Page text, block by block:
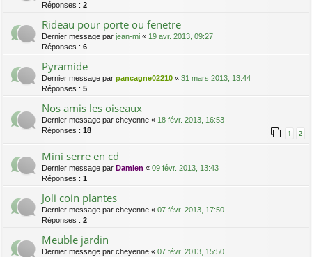
Réponses : 2
Rideau pour porte ou fenetre
Dernier message par jean-mi « 19 avr. 2013, 09:27
Réponses : 6
Pyramide
Dernier message par pancagne02210 « 31 mars 2013, 13:44
Réponses : 5
Nos amis les oiseaux
Dernier message par cheyenne « 18 févr. 2013, 16:53
Réponses : 18 1 2
Mini serre en cd
Dernier message par Damien « 09 févr. 2013, 13:43
Réponses : 1
Joli coin plantes
Dernier message par cheyenne « 07 févr. 2013, 17:50
Réponses : 2
Meuble jardin
Dernier message par cheyenne « 07 févr. 2013, 15:50